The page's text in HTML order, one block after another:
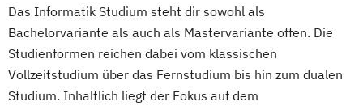
Das Informatik Studium steht dir sowohl als
Bachelorvariante als auch als Mastervariante offen. Die
Studienformen reichen dabei vom klassischen
Vollzeitstudium über das Fernstudium bis hin zum dualen
Studium. Inhaltlich liegt der Fokus auf dem